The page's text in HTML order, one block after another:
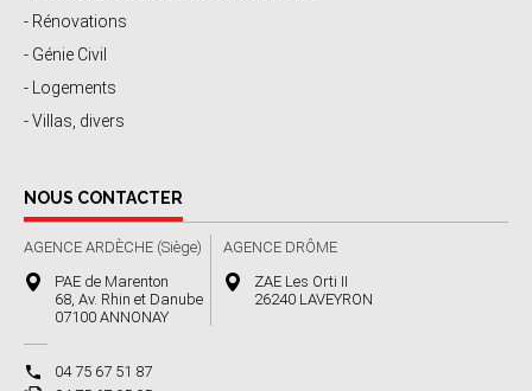
- Rénovations
- Génie Civil
- Logements
- Villas, divers
NOUS CONTACTER
AGENCE ARDÈCHE (Siège)
PAE de Marenton
68, Av. Rhin et Danube
07100 ANNONAY
04 75 67 51 87
AGENCE DRÔME
ZAE Les Orti II
26240 LAVEYRON